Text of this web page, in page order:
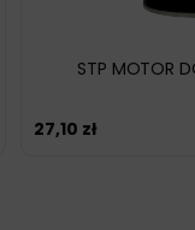
STP MOTOR
27,10 zł